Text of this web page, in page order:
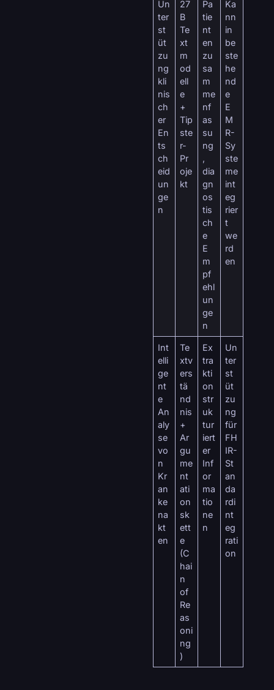
Un
ter
st
üt
zu
ng
kli
nis
ch
er
En
ts
ch
eid
un
ge
n
27
B
Te
xt
m
od
ell
e
+
Tip
ste
r-
Pr
oje
kt
Pa
tie
nt
en
zu
sa
m
me
nf
as
su
ng
,
dia
gn
os
tis
ch
e
E
m
pf
ehl
un
ge
n
Ka
nn
in
be
ste
he
nd
e
E
M
R-
Sy
ste
me
int
eg
rier
t
we
rd
en
Int
elli
ge
nt
e
An
aly
se
vo
n
Kr
an
ke
na
kt
en
Te
xtv
ers
tä
nd
nis
+
Ar
gu
me
nt
ati
on
sk
ett
e
(C
hai
n
of
Re
as
oni
ng
)
Ex
tra
kti
on
str
uk
tur
iert
er
Inf
or
ma
tio
ne
n
Un
ter
st
üt
zu
ng
für
FH
IR-
St
an
da
rdi
nt
eg
rati
on